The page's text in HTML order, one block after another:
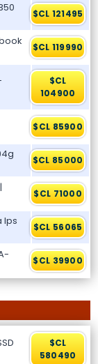
$CL 121495
$CL 119990
$CL
104900
$CL 85900
$CL 85000
$CL 71000
Ips
$CL 56065
$CL 39900
$CL
580490